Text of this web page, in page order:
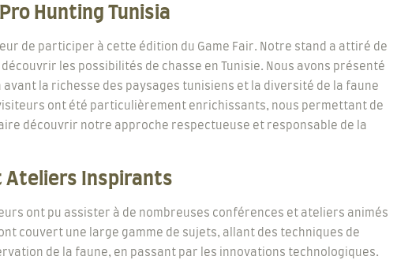
Hunting Tunisia
de participer à cette édition du Game Fair. Notre stand a attiré de
les possibilités de chasse en Tunisie. Nous avons présenté
la richesse des paysages tunisiens et la diversité de la faune
ont été particulièrement enrichissants, nous permettant de
découvrir notre approche respectueuse et responsable de la
Ateliers Inspirants
ont pu assister à de nombreuses conférences et ateliers animés
couvert une large gamme de sujets, allant des techniques de
de la faune, en passant par les innovations technologiques.